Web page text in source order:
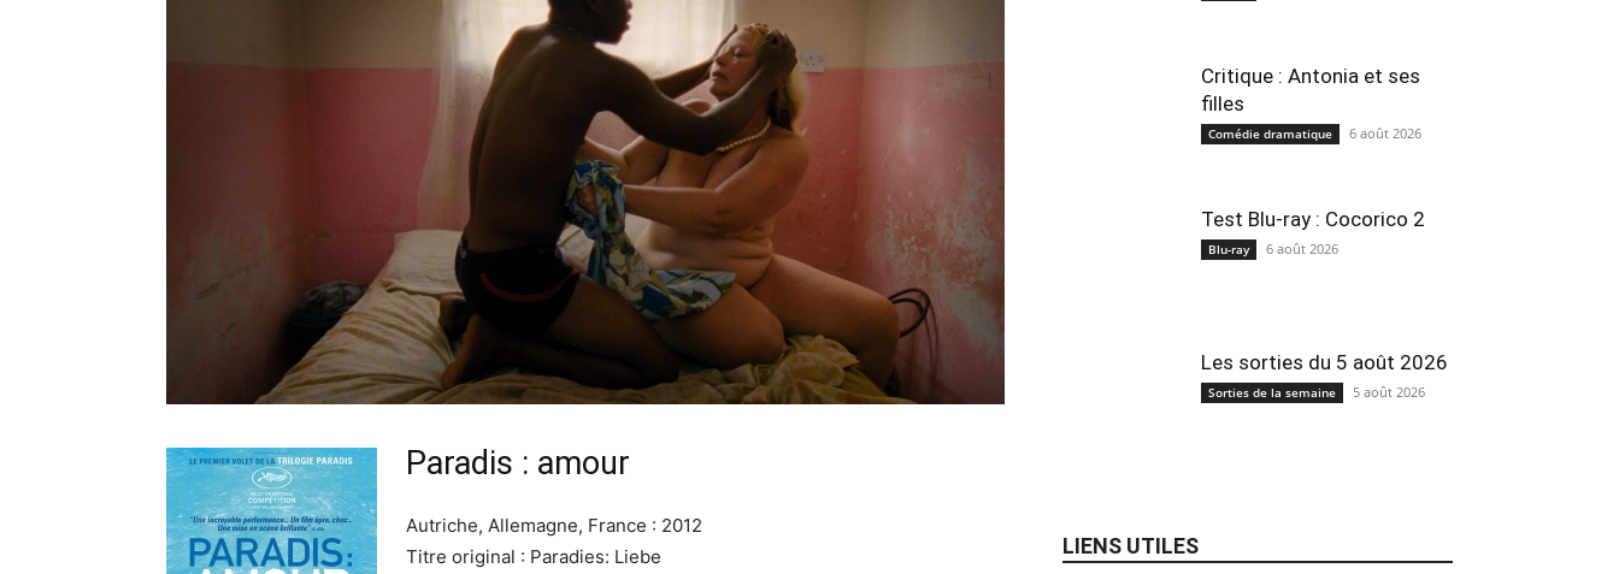
Paradis : amour
Autriche, Allemagne, France : 2012
Titre original : Paradies: Liebe
Critique : Antonia et ses
filles
Comédie dramatique 6 août 2026
Test Blu-ray : Cocorico 2
Blu-ray 6 août 2026
Les sorties du 5 août 2026
Sorties de la semaine 5 août 2026
LIENS UTILES